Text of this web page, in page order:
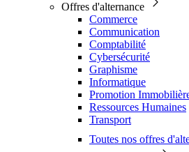
Offres d'alternance
Commerce
Communication
Comptabilité
Cybersécurité
Graphisme
Informatique
Promotion
Ressources Humaines
Transport
Toutes nos offres